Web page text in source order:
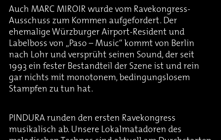
Auch MARC MIROIR wurde vom Ravekongress-
Ausschuss zum Kommen aufgefordert. Der
ehemalige Würzburger Airport-Resident und
Labelboss von „Paso – Music“ kommt von Berlin
nach Lohr und versprüht seinen Sound, der seit
1993 ein fester Bestandteil der Szene ist und rein
gar nichts mit monotonem, bedingungslosem
Stampfen zu tun hat.
PINDURA runden den ersten Ravekongress
musikalisch ab. Unsere Lokalmatadoren des